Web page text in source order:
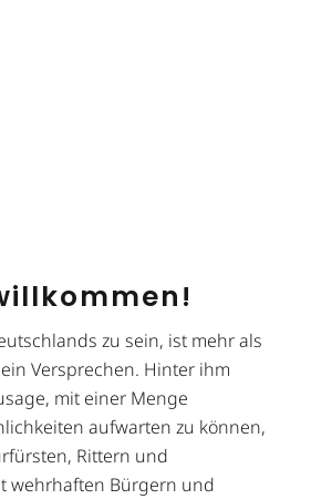
zu sein, ist mehr als
Versprechen. Hinter ihm
mit einer Menge
aufwarten zu können,
Rittern und
wehrhaften Bürgern und